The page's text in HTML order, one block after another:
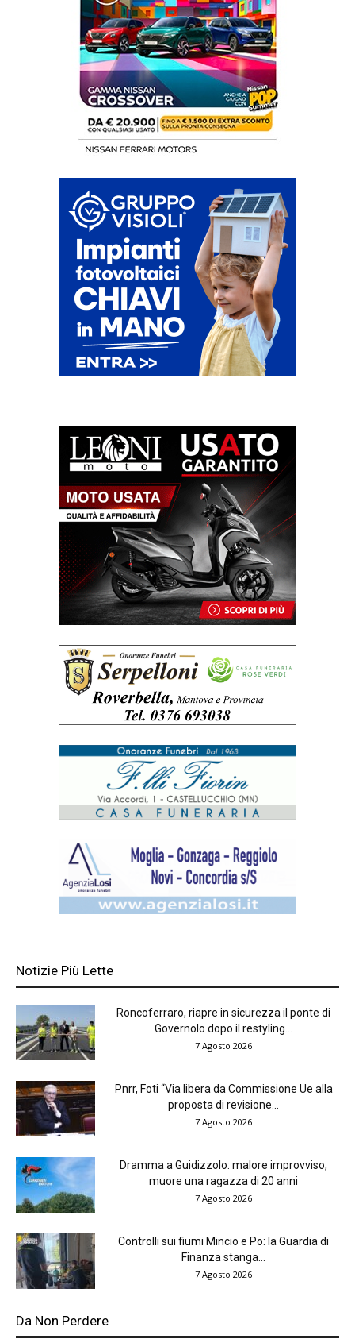
Notizie Più Lette
Roncoferraro, riapre in sicurezza il ponte di
Governolo dopo il restyling...
7 Agosto 2026
Pnrr, Foti “Via libera da Commissione Ue alla
proposta di revisione...
7 Agosto 2026
Dramma a Guidizzolo: malore improvviso,
muore una ragazza di 20 anni
7 Agosto 2026
Controlli sui fiumi Mincio e Po: la Guardia di
Finanza stanga...
7 Agosto 2026
Da Non Perdere